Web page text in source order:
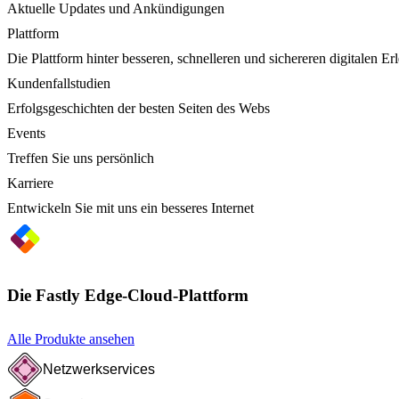
Aktuelle Updates und Ankündigungen
Plattform
Die Plattform hinter besseren, schnelleren und sichereren digitalen
Kundenfallstudien
Erfolgsgeschichten der besten Seiten des Webs
Events
Treffen Sie uns persönlich
Karriere
Entwickeln Sie mit uns ein besseres Internet
Die Fastly Edge-Cloud-Plattform
Alle Produkte ansehen
Netzwerkservices